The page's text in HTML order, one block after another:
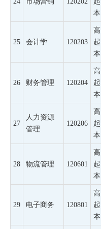
本
25 会计学 120203
高
起
本
26 财务管理 120204
高
起
本
27
人力资源
管理
120206
高
起
本
28 物流管理 120601
高
起
本
29 电子商务 120801
高
起
本